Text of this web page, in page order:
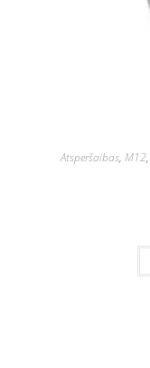
Atsperšaibas, M12,